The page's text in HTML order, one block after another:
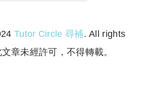
Tutor Circle 尋補. All rights
章未經許可，不得轉載。